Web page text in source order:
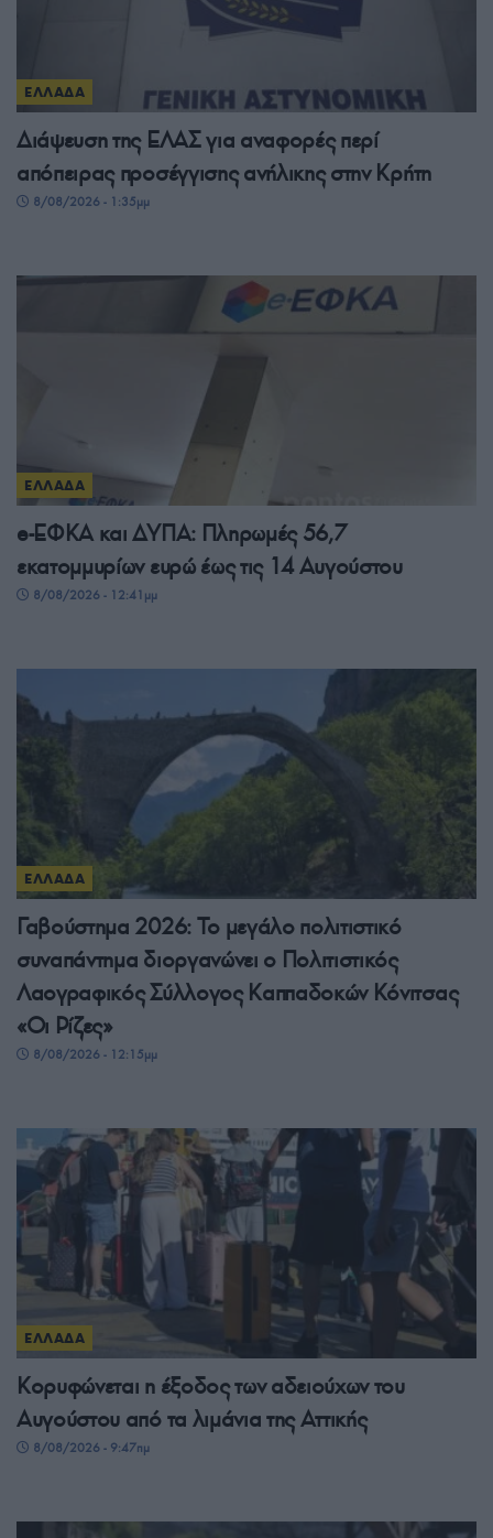
ΕΛΛΑΔΑ
Διάψευση της ΕΛΑΣ για αναφορές περί
απόπειρας προσέγγισης ανήλικης στην Κρήτη
8/08/2026 - 1:35μμ
ΕΛΛΑΔΑ
e-ΕΦΚΑ και ΔΥΠΑ: Πληρωμές 56,7
εκατομμυρίων ευρώ έως τις 14 Αυγούστου
8/08/2026 - 12:41μμ
ΕΛΛΑΔΑ
Γαβούστημα 2026: Το μεγάλο πολιτιστικό
συναπάντημα διοργανώνει ο Πολιτιστικός
Λαογραφικός Σύλλογος Καππαδοκών Κόνιτσας
«Οι Ρίζες»
8/08/2026 - 12:15μμ
ΕΛΛΑΔΑ
Κορυφώνεται η έξοδος των αδειούχων του
Αυγούστου από τα λιμάνια της Αττικής
8/08/2026 - 9:47πμ